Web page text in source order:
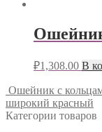
₽1,308.00 В
Ошейник с
широкий красный
Категории товаров